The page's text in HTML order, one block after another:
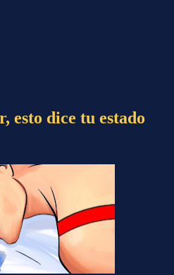
esto dice tu estado